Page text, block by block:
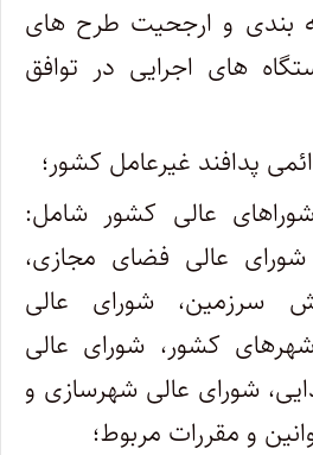
و ارجحیت طرح های
های اجرایی در توافق
پدافند غیرعامل کشور؛
عالی کشور شامل:
عالی فضای مجازی،
سرزمین، شورای عالی
کشور، شورای عالی
شورای عالی شهرسازی و
و مقررات مربوط؛